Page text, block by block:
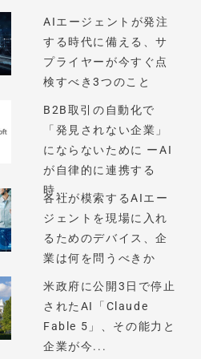
AIエージェントが発注
する時代に備える、サ
プライヤーが今すぐ点
検すべき3つのこと
B2B取引の自動化で
「発見されない企業」
にならないために ーAI
が自律的に連携する
時...
各社が模索するAIエー
ジェントを現場に入れ
るためのデバイス、企
業は何を問うべきか
米政府に公開3日で停止
されたAI「Claude
Fable 5」、その能力と
企業が今...